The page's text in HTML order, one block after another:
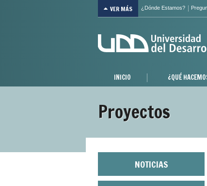
VER MÁS ¿Dónde Estamos?
INICIO ¿QUÉ
Proyectos
NOTICIAS